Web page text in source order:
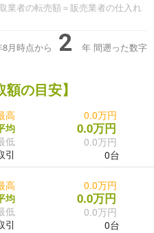
業者の転売額＝販売業者の仕入れ
月時点から 2 年 間遡った数字
額の目安】
高
均
低
引
0.0万円
0.0万円
0.0万円
0台
高
均
低
引
0.0万円
0.0万円
0.0万円
0台